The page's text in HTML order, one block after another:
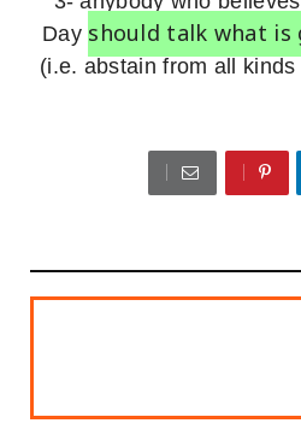
Day should talk what
(i.e. abstain from all